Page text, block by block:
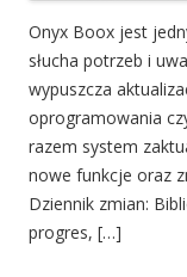
Onyx Boox jest
słucha potrzeb i
wypuszcza
oprogramowania
razem system
nowe funkcje oraz
Dziennik zmian:
progres, […]